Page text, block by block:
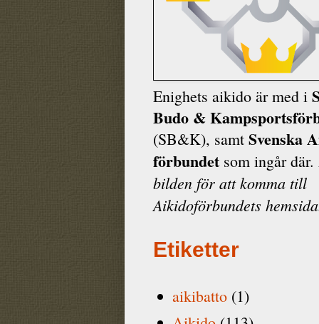
Enighets aikido är med i
Budo &
(SB&K), samt Svenska
förbundet som ingår där.
bilden för att komma till
Aikidoförbundets
Etiketter
aikibatto (1)